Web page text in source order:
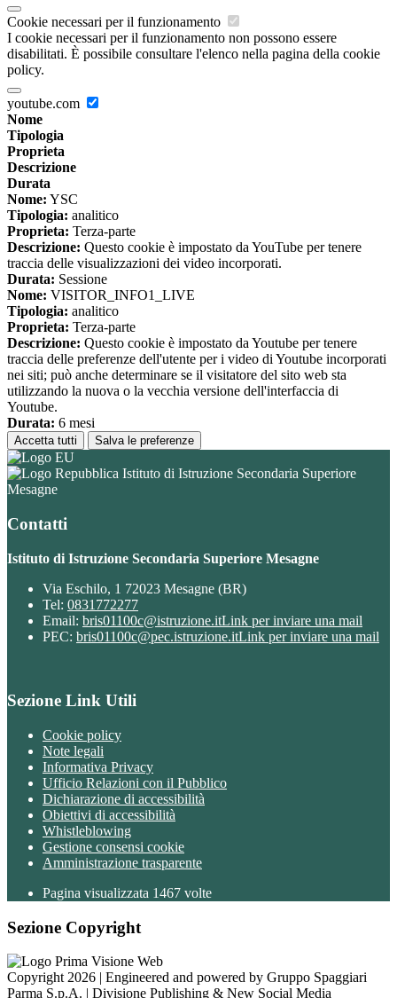
Cookie necessari per il funzionamento
I cookie necessari per il funzionamento non possono essere
disabilitati. È possibile consultare l'elenco nella pagina della cookie
policy.
youtube.com
Nome
Tipologia
Proprieta
Descrizione
Durata
Nome: YSC
Tipologia: analitico
Proprieta: Terza-parte
Descrizione: Questo cookie è impostato da YouTube per tenere
traccia delle visualizzazioni dei video incorporati.
Durata: Sessione
Nome: VISITOR_INFO1_LIVE
Tipologia: analitico
Proprieta: Terza-parte
Descrizione: Questo cookie è impostato da Youtube per tenere
traccia delle preferenze dell'utente per i video di Youtube incorporati
nei siti; può anche determinare se il visitatore del sito web sta
utilizzando la nuova o la vecchia versione dell'interfaccia di
Youtube.
Durata: 6 mesi
Accetta tutti Salva le preferenze
Istituto di Istruzione Secondaria Superiore
Mesagne
Contatti
Istituto di Istruzione Secondaria Superiore Mesagne
Via Eschilo, 1 72023 Mesagne (BR)
Tel: 0831772277
Email: bris01100c@istruzione.itLink per inviare una mail
PEC: bris01100c@pec.istruzione.itLink per inviare una mail
Sezione Link Utili
Cookie policy
Note legali
Informativa Privacy
Ufficio Relazioni con il Pubblico
Dichiarazione di accessibilità
Obiettivi di accessibilità
Whistleblowing
Gestione consensi cookie
Amministrazione trasparente
Pagina visualizzata 1467 volte
Sezione Copyright
Copyright 2026 | Engineered and powered by Gruppo Spaggiari
Parma S.p.A. | Divisione Publishing & New Social Media